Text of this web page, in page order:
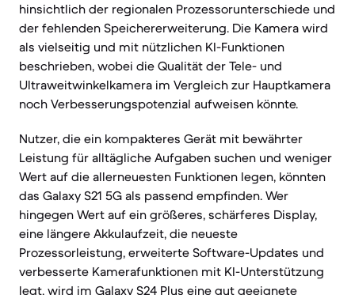
hinsichtlich der regionalen Prozessorunterschiede und
der fehlenden Speichererweiterung. Die Kamera wird
als vielseitig und mit nützlichen KI-Funktionen
beschrieben, wobei die Qualität der Tele- und
Ultraweitwinkelkamera im Vergleich zur Hauptkamera
noch Verbesserungspotenzial aufweisen könnte.
Nutzer, die ein kompakteres Gerät mit bewährter
Leistung für alltägliche Aufgaben suchen und weniger
Wert auf die allerneuesten Funktionen legen, könnten
das Galaxy S21 5G als passend empfinden. Wer
hingegen Wert auf ein größeres, schärferes Display,
eine längere Akkulaufzeit, die neueste
Prozessorleistung, erweiterte Software-Updates und
verbesserte Kamerafunktionen mit KI-Unterstützung
legt, wird im Galaxy S24 Plus eine gut geeignete